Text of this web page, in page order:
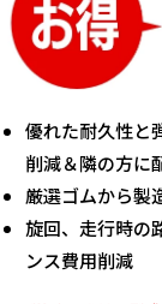
優れた耐久性と
削減＆隣の方に
厳選ゴムから製
旋回、走行時の
ンス費用削減